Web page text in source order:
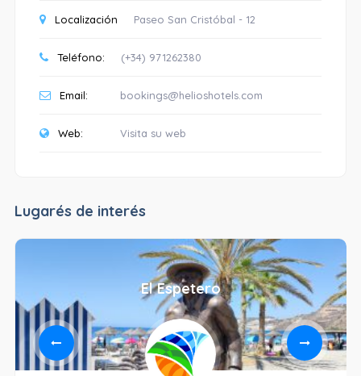
Localización Paseo San Cristóbal - 12
Teléfono: (+34) 971262380
Email: bookings@helioshotels.com
Web: Visita su web
Lugarés de interés
El Espetero